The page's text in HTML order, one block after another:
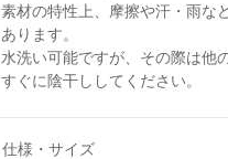
素材の特性上、摩擦や汗・雨な
あります。
水洗い可能ですが、その際は他
すぐに陰干ししてください。
仕様・サイズ